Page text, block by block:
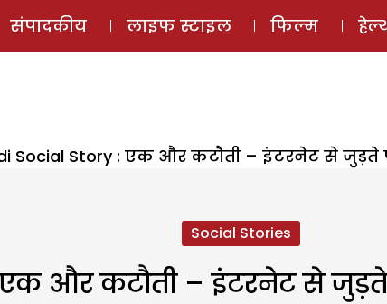
ई-मैगज़ीन
संपादकीय लाइफ स्टाइल फिल्म
Social Story : एक और कटौती – इंटरनेट से जुड़ते
Social Stories
और कटौती – इंटरनेट से जुड़ते